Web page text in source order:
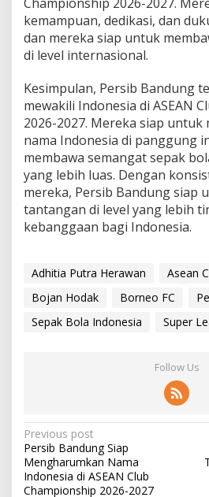
kemampuan, dedikasi, dan
dan mereka siap untuk
di level internasional.
Kesimpulan, Persib Bandung
mewakili Indonesia di ASEAN
2026-2027. Mereka siap
nama Indonesia di panggung
membawa semangat sepak
yang lebih luas. Dengan
mereka, Persib Bandung siap
tantangan di level yang lebih
kebanggaan bagi Indonesia.
Adhitia Putra Herawan
Asean
Bojan Hodak
Borneo FC
Sepak Bola Indonesia
Super
Follow Us
P
o
s
Previous post
Persib Bandung Siap
Mengharumkan Nama
Indonesia di ASEAN Club
Championship 2026-2027